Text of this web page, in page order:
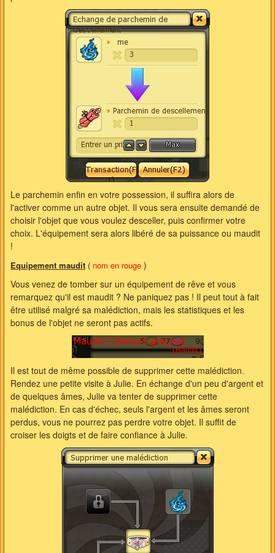
Le parchemin enfin en votre possession, il suffira alors de
l'activer comme un autre objet. Il vous sera ensuite demandé de
choisir l'objet que vous voulez desceller, puis confirmer votre
choix. L'équipement sera alors libéré de sa puissance ou maudit
!
Equipement maudit ( nom en rouge )
Vous venez de tomber sur un équipement de rêve et vous
remarquez qu'il est maudit ? Ne paniquez pas ! Il peut tout à fait
être utilisé malgré sa malédiction, mais les statistiques et les
bonus de l'objet ne seront pas actifs.
Il est tout de même possible de supprimer cette malédiction.
Rendez une petite visite à Julie. En échange d'un peu d'argent et
de quelques âmes, Julie va tenter de supprimer cette
malédiction. En cas d'échec, seuls l'argent et les âmes seront
perdus, vous ne pourrez pas perdre votre objet. Il suffit de
croiser les doigts et de faire confiance à Julie.